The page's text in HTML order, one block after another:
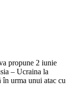
propune 2 iunie
– Ucraina la
urma unui atac cu